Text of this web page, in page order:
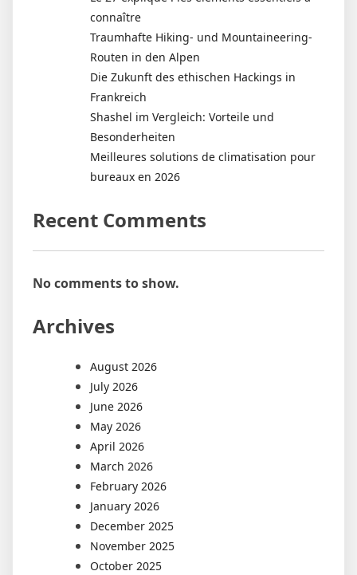
connaître
Traumhafte Hiking- und Mountaineering-
Routen in den Alpen
Die Zukunft des ethischen Hackings in
Frankreich
Shashel im Vergleich: Vorteile und
Besonderheiten
Meilleures solutions de climatisation pour
bureaux en 2026
Recent Comments
No comments to show.
Archives
August 2026
July 2026
June 2026
May 2026
April 2026
March 2026
February 2026
January 2026
December 2025
November 2025
October 2025